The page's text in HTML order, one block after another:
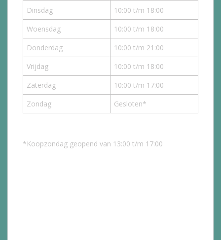
Dinsdag
10:00 t/m 18:00
Woensdag
10:00 t/m 18:00
Donderdag
10:00 t/m 21:00
Vrijdag
10:00 t/m 18:00
Zaterdag
10:00 t/m 17:00
Zondag
Gesloten*
*Koopzondag geopend van 13:00 t/m 17:00